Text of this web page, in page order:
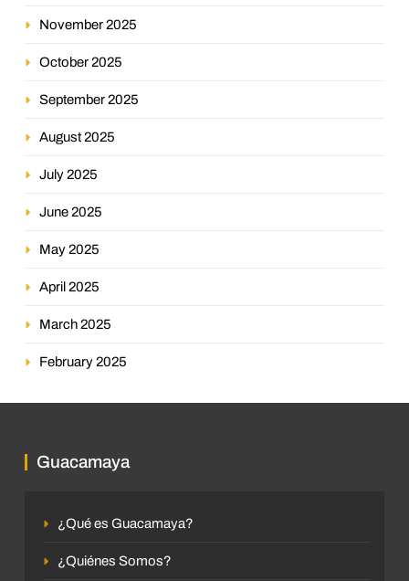
November 2025
October 2025
September 2025
August 2025
July 2025
June 2025
May 2025
April 2025
March 2025
February 2025
Guacamaya
¿Qué es Guacamaya?
¿Quiénes Somos?